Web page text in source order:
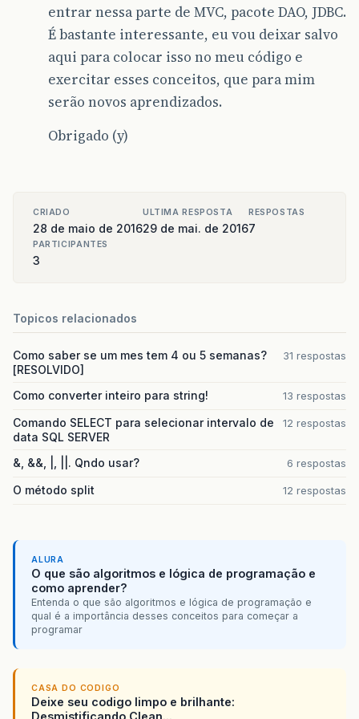
entrar nessa parte de MVC, pacote DAO, JDBC.
É bastante interessante, eu vou deixar salvo
aqui para colocar isso no meu código e
exercitar esses conceitos, que para mim
serão novos aprendizados.
Obrigado (y)
CRIADO
28 de maio de 2016
ULTIMA RESPOSTA
29 de mai. de 2016
RESPOSTAS
7
PARTICIPANTES
3
Topicos relacionados
Como saber se um mes tem 4 ou 5 semanas?
[RESOLVIDO]
31 respostas
Como converter inteiro para string! 13 respostas
Comando SELECT para selecionar intervalo de
data SQL SERVER
12 respostas
&, &&, |, ||. Qndo usar? 6 respostas
O método split 12 respostas
ALURA
O que são algoritmos e lógica de programação e
como aprender?
Entenda o que são algoritmos e lógica de programação e
qual é a importância desses conceitos para começar a
programar
CASA DO CODIGO
Deixe seu codigo limpo e brilhante: